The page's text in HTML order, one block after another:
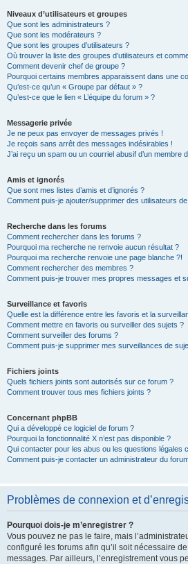
Niveaux d’utilisateurs et groupes
Que sont les administrateurs ?
Que sont les modérateurs ?
Que sont les groupes d’utilisateurs ?
Où trouver la liste des groupes d’utilisateurs et
Comment devenir chef de groupe ?
Pourquoi certains membres apparaissent dans une
Qu’est-ce qu’un « Groupe par défaut » ?
Qu’est-ce que le lien « L’équipe du forum » ?
Messagerie privée
Je ne peux pas envoyer de messages privés !
Je reçois sans arrêt des messages indésirables !
J’ai reçu un spam ou un courriel abusif d’un membre
Amis et ignorés
Que sont mes listes d’amis et d’ignorés ?
Comment puis-je ajouter/supprimer des utilisateurs de
Recherche dans les forums
Comment rechercher dans les forums ?
Pourquoi ma recherche ne renvoie aucun résultat ?
Pourquoi ma recherche renvoie une page blanche ?!
Comment rechercher des membres ?
Comment puis-je trouver mes propres messages et
Surveillance et favoris
Quelle est la différence entre les favoris et la
Comment mettre en favoris ou surveiller des sujets ?
Comment surveiller des forums ?
Comment puis-je supprimer mes surveillances de
Fichiers joints
Quels fichiers joints sont autorisés sur ce forum ?
Comment trouver tous mes fichiers joints ?
Concernant phpBB
Qui a développé ce logiciel de forum ?
Pourquoi la fonctionnalité X n’est pas disponible ?
Qui contacter pour les abus ou les questions légales
Comment puis-je contacter un administrateur du
Problèmes de connexion et
Pourquoi dois-je m’enregistrer ?
Vous pouvez ne pas le faire, mais
configuré les forums afin qu’il soit nécessaire
messages. Par ailleurs, l’enregistrement vous